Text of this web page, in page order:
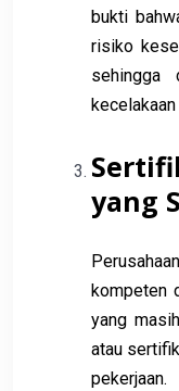
bukti
risiko
sehingga
yang
kompeten
yang
atau